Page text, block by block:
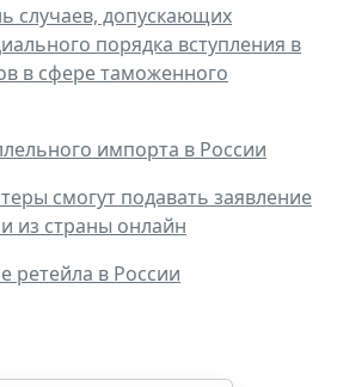
случаев, допускающих
порядка вступления в
в сфере таможенного
импорта в России
смогут подавать заявление
из страны онлайн
ретейла в России